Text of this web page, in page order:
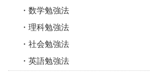
数学勉強法
理科勉強法
社会勉強法
英語勉強法